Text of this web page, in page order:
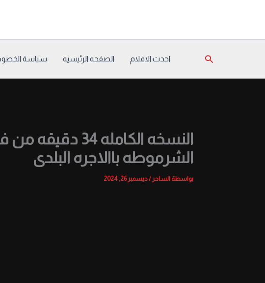
البحث احدث الافلام الصفحه الرئيسيه سياسة
النسخه
الشرموطه باالاجره البلدى
بواسطة الساحر/ديسمبر 26, 2024